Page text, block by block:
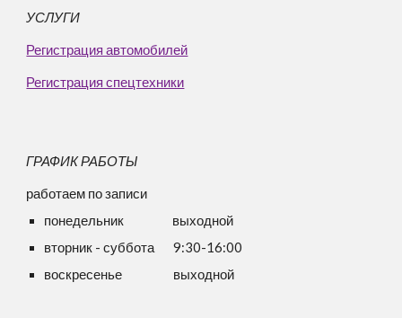
УСЛУГИ
Регистрация автомобилей
Регистрация спецтехники
ГРАФИК РАБОТЫ
работаем по записи
понедельник
выходной
вторник -суббота 9:30-16:00
воскресенье выходной